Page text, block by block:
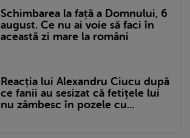
Schimbarea la față a Domnului, 6
august. Ce nu ai voie să faci în
această zi mare la români
Reacția lui Alexandru Ciucu după
ce fanii au sesizat că fetițele lui
nu zâmbesc în pozele cu...